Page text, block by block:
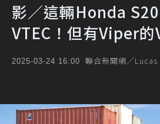
影／這輛Honda
VTEC！但有Viper的
2025-03-24 16:00 聯合新聞網／Lucas